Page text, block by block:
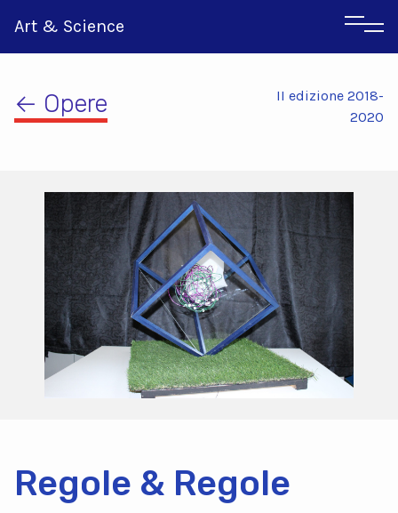
Art & Science
Inglese
Greco
← Opere
II edizione 2018-
2020
Regole & Regole